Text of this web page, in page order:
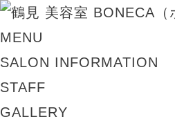
MENU
SALON INFORMATION
STAFF
GALLERY